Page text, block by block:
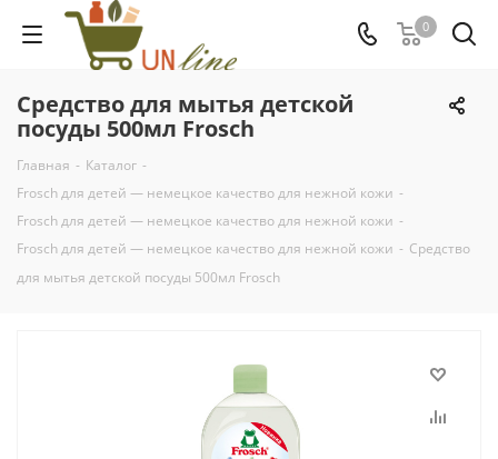
0
Средство для мытья детской
посуды 500мл Frosch
Главная - Каталог -
Frosch для детей — немецкое качество для нежной кожи -
Frosch для детей — немецкое качество для нежной кожи -
Frosch для детей — немецкое качество для нежной кожи - Средство
для мытья детской посуды 500мл Frosch